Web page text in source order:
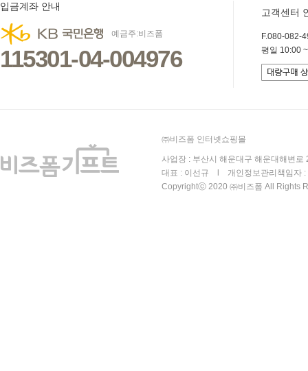
입금계좌 안내
예금주:비즈폼
115301-04-004976
고객센터
F.080-082-
평일 10:00
㈜비즈폼 인터넷쇼핑몰
사업장 : 부산시 해운대구 해운대해변
대표 : 이선규 l 개인정보관리책임자
Copyrightⓒ 2020 ㈜비즈폼 All Rights